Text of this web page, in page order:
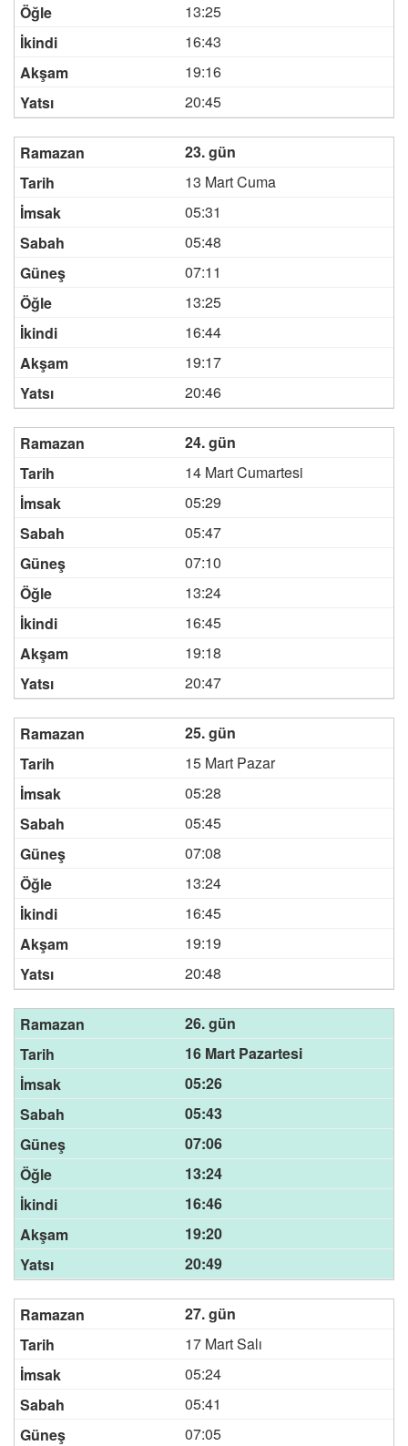
13:25
16:43
19:16
20:45
23. gün
13 Mart Cuma
05:31
05:48
07:11
13:25
16:44
19:17
20:46
24. gün
14 Mart Cumartesi
05:29
05:47
07:10
13:24
16:45
19:18
20:47
25. gün
15 Mart Pazar
05:28
05:45
07:08
13:24
16:45
19:19
20:48
26. gün
16 Mart Pazartesi
05:26
05:43
07:06
13:24
16:46
19:20
20:49
27. gün
17 Mart Salı
05:24
05:41
07:05